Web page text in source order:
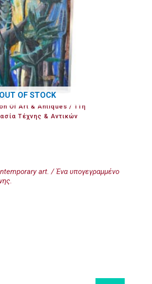
OUT OF STOCK
Of Art & Antiques / 11η
Τέχνης & Αντικών
art. / Ένα υπογεγραμμένο